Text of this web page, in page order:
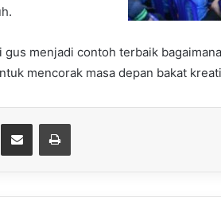
gus menjadi contoh terbaik
mencorak masa depan bakat